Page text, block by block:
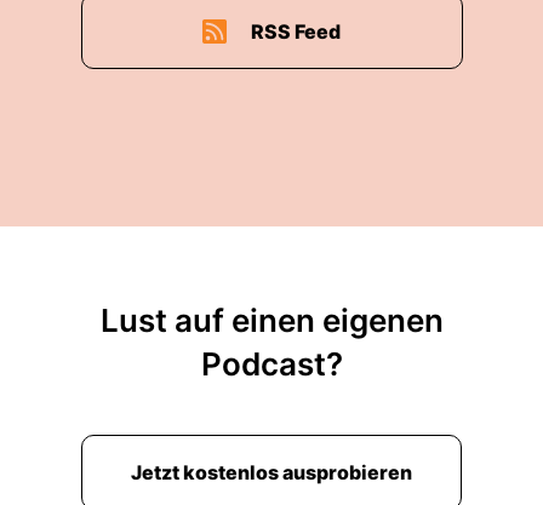
RSS Feed
Lust auf einen eigenen
Podcast?
Jetzt kostenlos ausprobieren